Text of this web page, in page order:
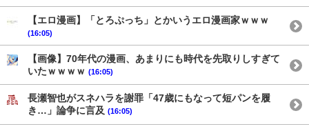
【エロ漫画】「とろぷっち」とかいうエロ漫画家ｗｗｗ
(16:05)
【画像】70年代の漫画、あまりにも時代を先取りしすぎて
いたｗｗｗｗ (16:05)
長瀬智也がスネハラを謝罪「47歳にもなって短パンを履
き…」論争に言及 (16:05)